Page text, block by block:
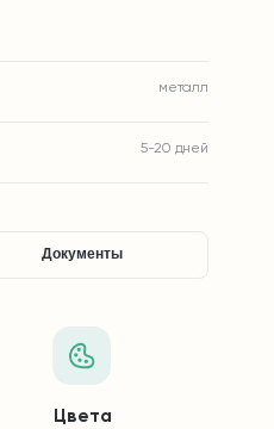
металл
5-20 дней
Документы
Цвета